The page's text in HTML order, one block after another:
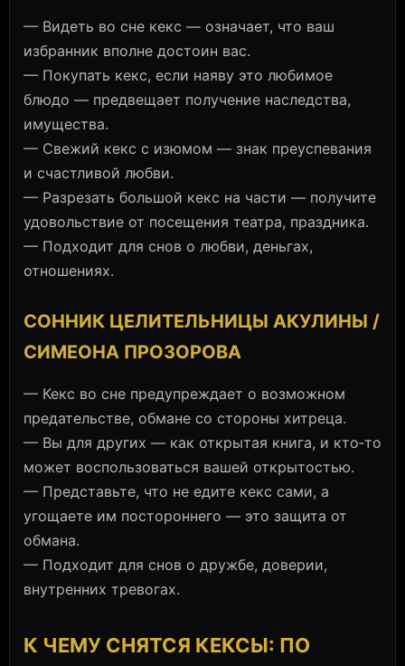
— Видеть во сне кекс — означает, что ваш
избранник вполне достоин вас.
— Покупать кекс, если наяву это любимое
блюдо — предвещает получение наследства,
имущества.
— Свежий кекс с изюмом — знак преуспевания
и счастливой любви.
— Разрезать большой кекс на части — получите
удовольствие от посещения театра, праздника.
— Подходит для снов о любви, деньгах,
отношениях.
СОННИК ЦЕЛИТЕЛЬНИЦЫ АКУЛИНЫ /
СИМЕОНА ПРОЗОРОВА
— Кекс во сне предупреждает о возможном
предательстве, обмане со стороны хитреца.
— Вы для других — как открытая книга, и кто‑то
может воспользоваться вашей открытостью.
— Представьте, что не едите кекс сами, а
угощаете им постороннего — это защита от
обмана.
— Подходит для снов о дружбе, доверии,
внутренних тревогах.
К ЧЕМУ СНЯТСЯ КЕКСЫ: ПО